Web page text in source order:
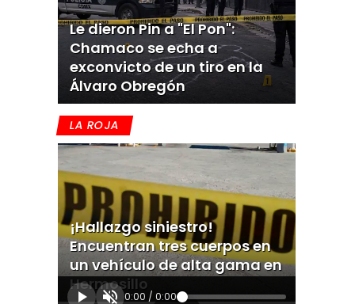
Le dieron Pin a "El Pon":
Chamaco se echa a
exconvicto de un tiro en la
Álvaro Obregón
LA ROJA
¡Hallazgo siniestro!
Encuentran tres cuerpos en
un vehículo de alta gama en
Hermosillo
0:00 / 0:00